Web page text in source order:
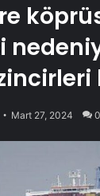
Mart 27, 2024 0